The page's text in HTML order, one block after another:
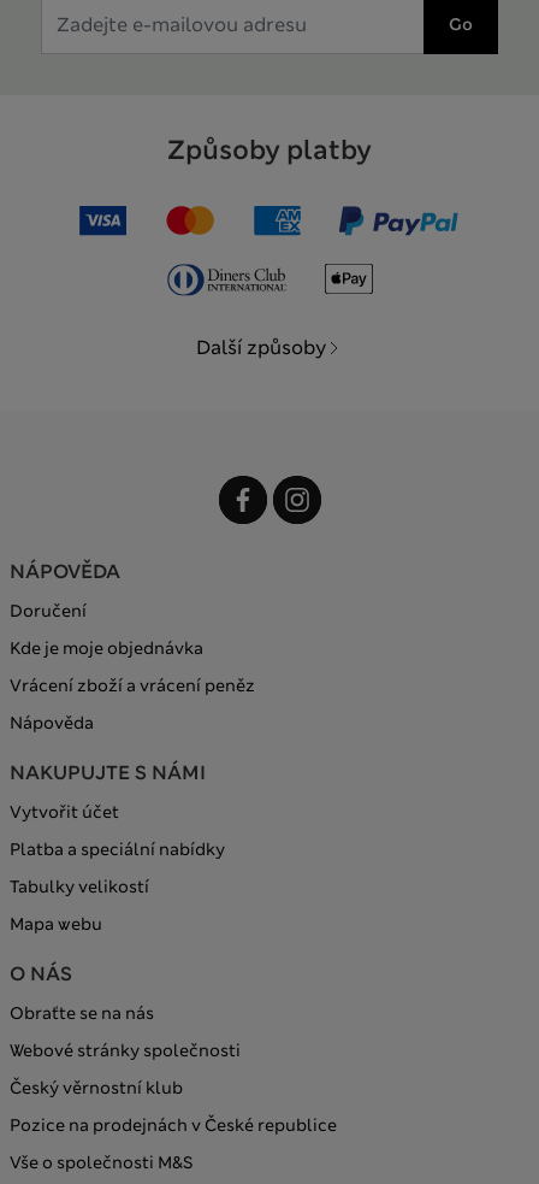
Go
Způsoby platby
Další způsoby
NÁPOVĚDA
Doručení
Kde je moje objednávka
Vrácení zboží a vrácení peněz
Nápověda
NAKUPUJTE S NÁMI
Vytvořit účet
Platba a speciální nabídky
Tabulky velikostí
Mapa webu
O NÁS
Obraťte se na nás
Webové stránky společnosti
Český věrnostní klub
Pozice na prodejnách v České republice
Vše o společnosti M&S